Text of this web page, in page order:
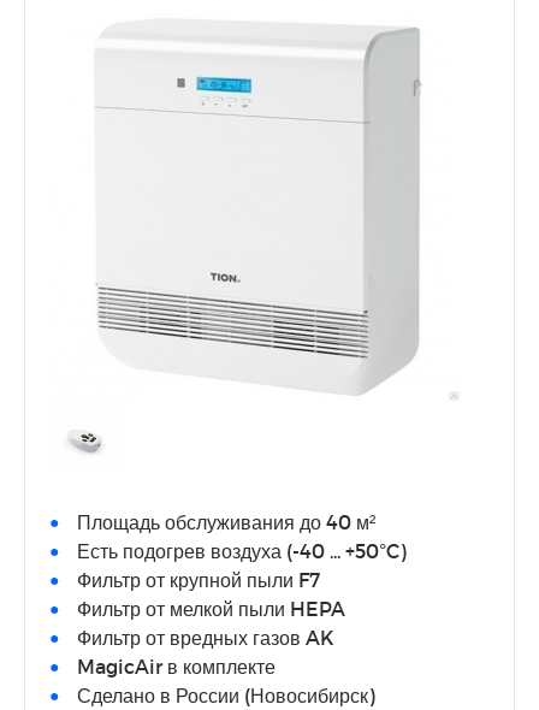
Площадь обслуживания до 40 м²
Есть подогрев воздуха (-40 ... +50°C)
Фильтр от крупной пыли F7
Фильтр от мелкой пыли HEPA
Фильтр от вредных газов AK
MagicAir в комплекте
Сделано в России (Новосибирск)